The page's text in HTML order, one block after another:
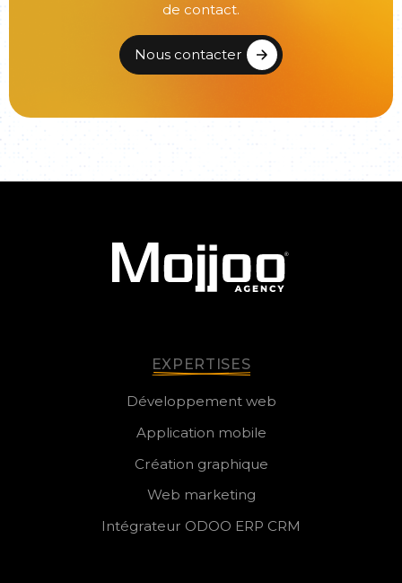
de contact.
Nous contacter
EXPERTISES
Développement web
Application mobile
Création graphique
Web marketing
Intégrateur ODOO ERP CRM